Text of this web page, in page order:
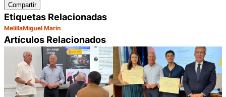
Compartir
Etiquetas Relacionadas
MelillaMiguel Marín
Artículos Relacionados